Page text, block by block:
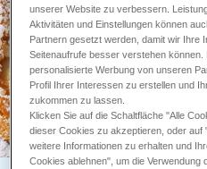
unserer Website zu verbessern.
Aktivitäten und Einstellungen können
Partnern gesetzt werden, damit wir Ihre
Seitenaufrufe besser verstehen
personalisierte Werbung von unseren
Profil Ihrer Interessen zu erstellen und
zukommen zu lassen.
Klicken Sie auf die Schaltfläche "Alle
dieser Cookies zu akzeptieren, oder auf
weitere Informationen zu erhalten und
Cookies ablehnen", um die Verwendung